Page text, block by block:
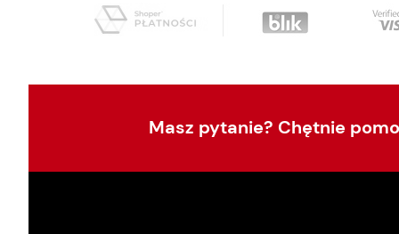
Masz pytanie? Chętnie